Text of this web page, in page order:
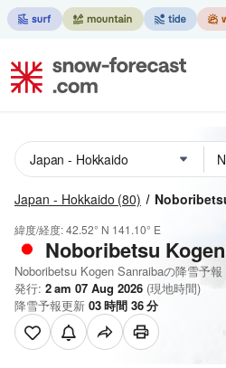
Japan - Hokkaido (80)
緯度/経度:42.52° N 141.10° E
Noboribetsu
Noboribetsu Kogen Sanraibaの降雪予報
発行: 2 am 07 Aug 2026 (現地時間)
降雪予報更新 03時間 36分